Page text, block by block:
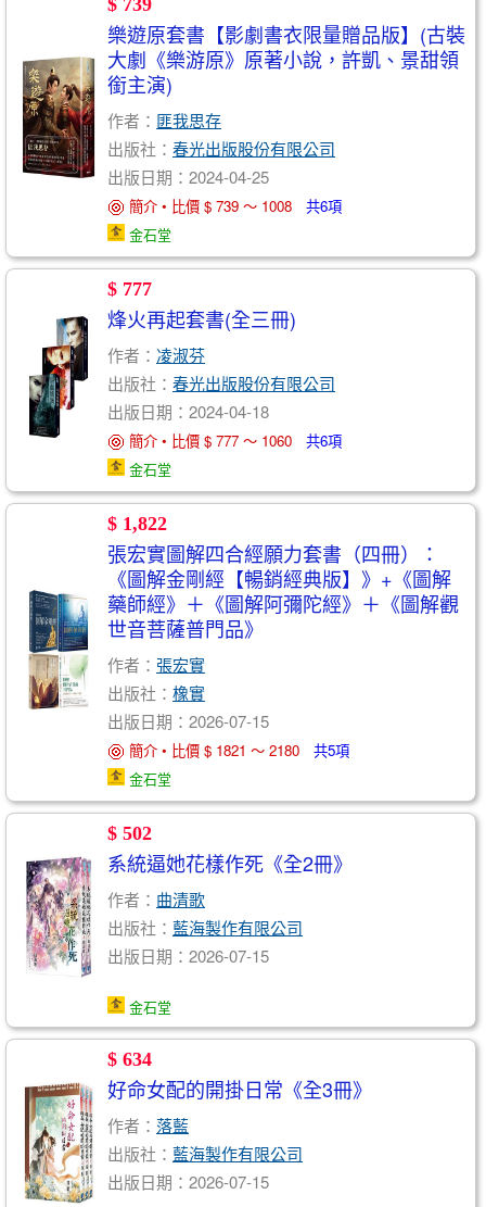
$ 739
樂遊原套書【影劇書衣限量贈品版】(古裝
大劇《樂游原》原著小說，許凱、景甜領
銜主演)
作者： 匪我思存
出版社： 春光出版股份有限公司
出版日期：2024-04-25
簡介 • 比價 $ 739 ～ 1008 共6項
金石堂
$ 777
烽火再起套書(全三冊)
作者： 凌淑芬
出版社： 春光出版股份有限公司
出版日期：2024-04-18
簡介 • 比價 $ 777 ～ 1060 共6項
金石堂
$ 1,822
張宏實圖解四合經願力套書（四冊）：
《圖解金剛經【暢銷經典版】》+《圖解
藥師經》＋《圖解阿彌陀經》＋《圖解觀
世音菩薩普門品》
作者： 張宏實
出版社： 橡實
出版日期：2026-07-15
簡介 • 比價 $ 1821 ～ 2180 共5項
金石堂
$ 502
系統逼她花樣作死《全2冊》
作者： 曲清歌
出版社： 藍海製作有限公司
出版日期：2026-07-15
金石堂
$ 634
好命女配的開掛日常《全3冊》
作者： 落藍
出版社： 藍海製作有限公司
出版日期：2026-07-15